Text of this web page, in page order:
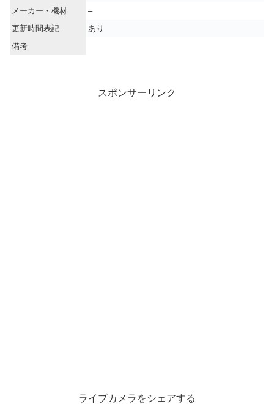
メーカー・機材
–
更新時間表記
あり
備考
スポンサーリンク
ライブカメラをシェアする